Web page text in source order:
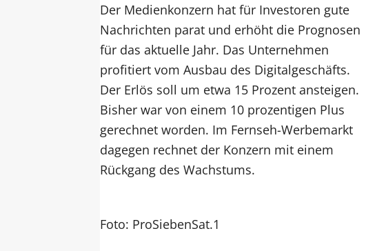
Der Medienkonzern hat für Investoren gute
Nachrichten parat und erhöht die Prognosen
für das aktuelle Jahr. Das Unternehmen
profitiert vom Ausbau des Digitalgeschäfts.
Der Erlös soll um etwa 15 Prozent ansteigen.
Bisher war von einem 10 prozentigen Plus
gerechnet worden. Im Fernseh-Werbemarkt
dagegen rechnet der Konzern mit einem
Rückgang des Wachstums.
Foto: ProSiebenSat.1